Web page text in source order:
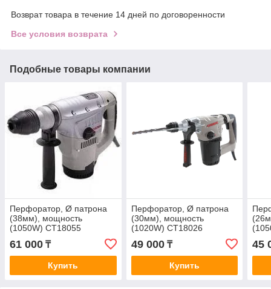
Возврат товара в течение 14 дней по договоренности
Все условия возврата
Подобные товары компании
Перфоратор, Ø патрона
(38мм), мощность
(1050W) CT18055
61 000 ₸
Купить
Перфоратор, Ø патрона
(30мм), мощность
(1020W) СТ18026
49 000₸
Купить
45